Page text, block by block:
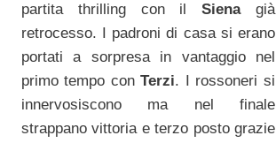
partita thrilling con ilSienagià
retrocesso. I padroni di casa si erano
portati a sorpresa in vantaggio nel
primo tempo conTerzi. I rossoneri si
innervosiscono ma nel finale
strappano vittoria e terzo posto grazie